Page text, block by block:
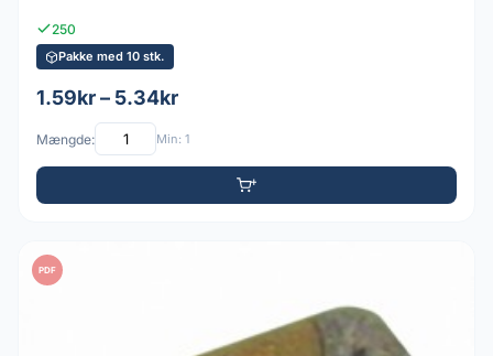
250
Pakke med 10 stk.
1.59kr – 5.34kr
Mængde: Min: 1
PDF